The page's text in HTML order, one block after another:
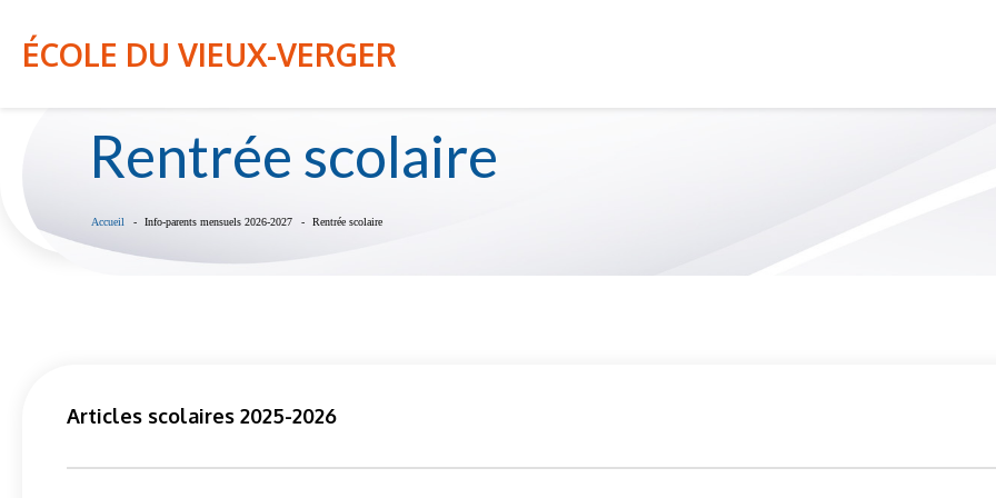
ÉCOLE DU VIEUX-VERGER
NOTRE ÉCOLE INFOS-PARENTS
Rentrée scolaire
Accueil Info-parents mensuels 2026-2027 Rentrée scolaire
Articles scolaires 2025-2026